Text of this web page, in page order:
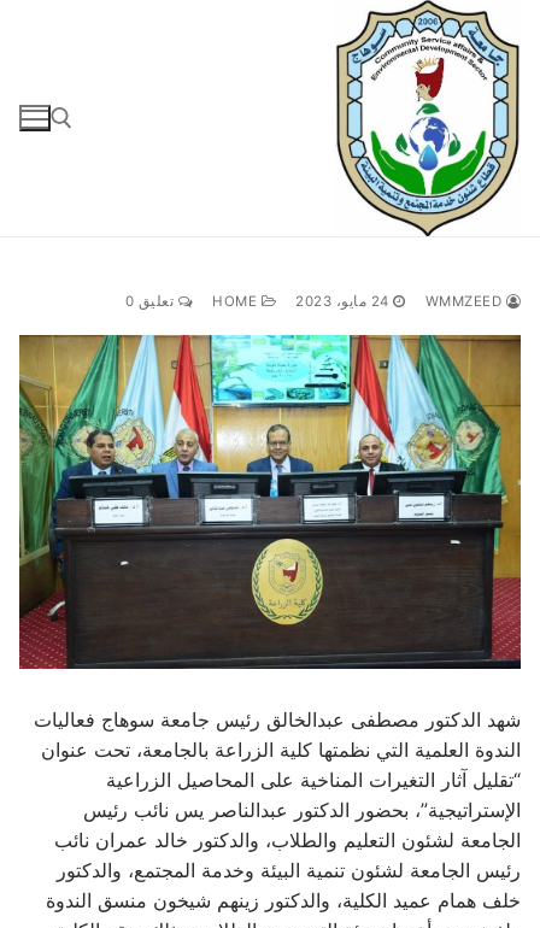
التجاوز
إلى
المحتوى
24 مايو، 2023 تعليق 0
شهد الدكتور مصطفى عبدالخالق رئيس جامعة سوهاج فعاليات
الندوة العلمية التي نظمتها كلية الزراعة بالجامعة، تحت عنوان
“تقليل آثار التغيرات المناخية على المحاصيل الزراعية
الإستراتيجية”، بحضور الدكتور عبدالناصر يس نائب رئيس
الجامعة لشئون التعليم والطلاب، والدكتور خالد عمران نائب
رئيس الجامعة لشئون تنمية البيئة وخدمة المجتمع، والدكتور
خلف همام عميد الكلية، والدكتور زينهم شيخون منسق الندوة